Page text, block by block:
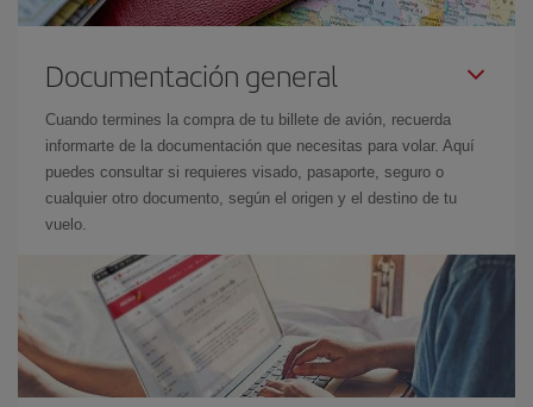
Documentación general
Cuando termines la compra de tu billete de avión, recuerda
informarte de la documentación que necesitas para volar. Aquí
puedes consultar si requieres visado, pasaporte, seguro o
cualquier otro documento, según el origen y el destino de tu
vuelo.